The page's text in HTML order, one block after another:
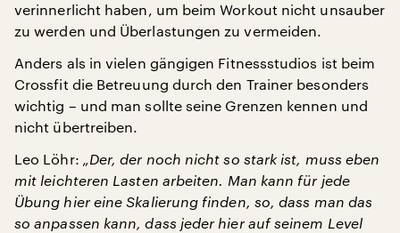
verinnerlicht haben, um beim Workout nicht unsauber
zu werden und Überlastungen zu vermeiden.
Anders als in vielen gängigen Fitnessstudios ist beim
Crossfit die Betreuung durch den Trainer besonders
wichtig – und man sollte seine Grenzen kennen und
nicht übertreiben.
Leo Löhr: „Der, der noch nicht so stark ist, muss eben
mit leichteren Lasten arbeiten. Man kann für jede
Übung hier eine Skalierung finden, so, dass man das
so anpassen kann, dass jeder hier auf seinem Level